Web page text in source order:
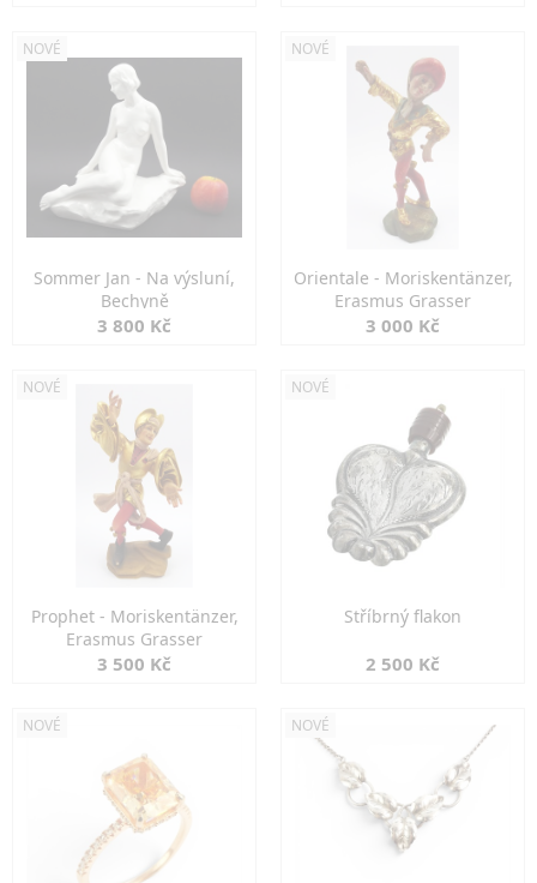
NOVÉ
Sommer Jan - Na výsluní,
Bechyně
3 800 Kč
NOVÉ
Orientale - Moriskentänzer,
Erasmus Grasser
3 000 Kč
NOVÉ
Prophet - Moriskentänzer,
Erasmus Grasser
3 500 Kč
NOVÉ
Stříbrný flakon
2 500 Kč
NOVÉ NOVÉ